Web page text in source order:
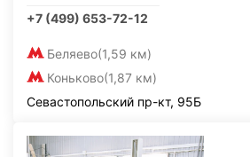
+7 (499) 653-72-12
Беляево(1,59 км)
Коньково(1,87 км)
Севастопольский пр-кт, 95Б